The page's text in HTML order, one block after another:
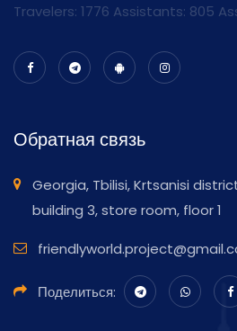
Travelers: 1776 Assistants: 805
Обратная связь
Georgia, Tbilisi, Krtsanisi
building 3, store room, floor 1
Поделиться: